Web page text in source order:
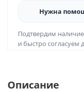
Нужна
Подтвердим
и быстро согласуем
Описание